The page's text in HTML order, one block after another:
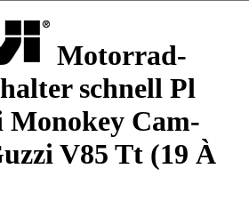
Motorrad-
schnell Pl
Cam-
V85 Tt (19 À